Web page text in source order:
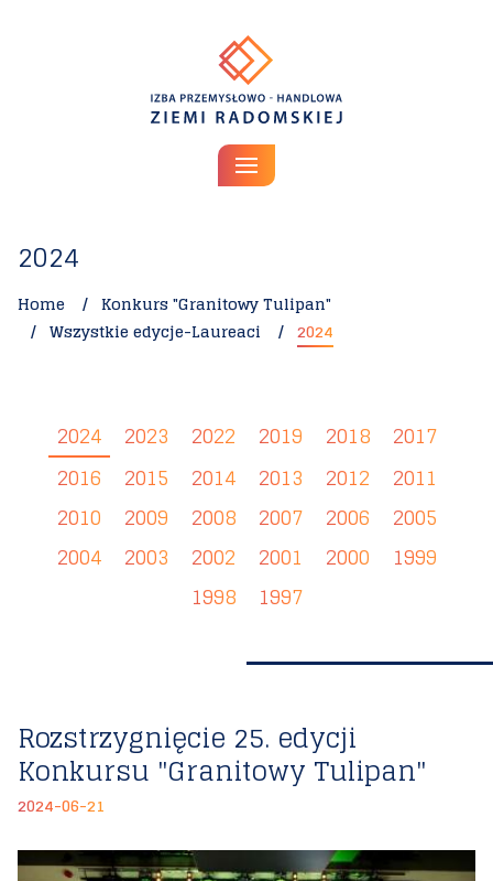
2024
Home
Konkurs "Granitowy Tulipan"
Wszystkie edycje-Laureaci
2024
2024 2023 2022 2019 2018
2017
2016
2015 2014 2013 2012
2011
2010
2009 2008 2007 2006
2005
2004
2003 2002 2001 2000
1999
1998
1997
Rozstrzygnięcie 25. edycji
Konkursu "Granitowy Tulipan"
2024-06-21